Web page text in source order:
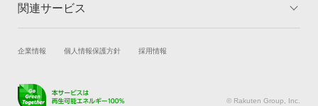
トップ
コーティングとは コーティング診断
よくある質問
関連サービス
試乗・商談 新車購入
キズ修理予約
企業情報 個人情報保護方針 採用情報
© Rakuten Group, Inc.